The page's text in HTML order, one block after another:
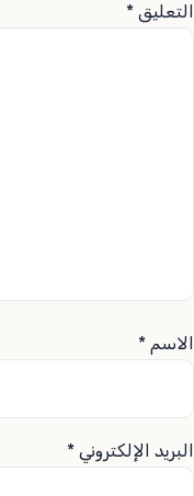
التعليق *
الاسم *
البريد الإلكتروني *